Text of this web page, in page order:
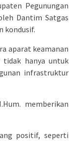
Pegunungan
Dantim Satgas
kondusif.
aparat keamanan
tidak hanya untuk
infrastruktur
memberikan
positif, seperti